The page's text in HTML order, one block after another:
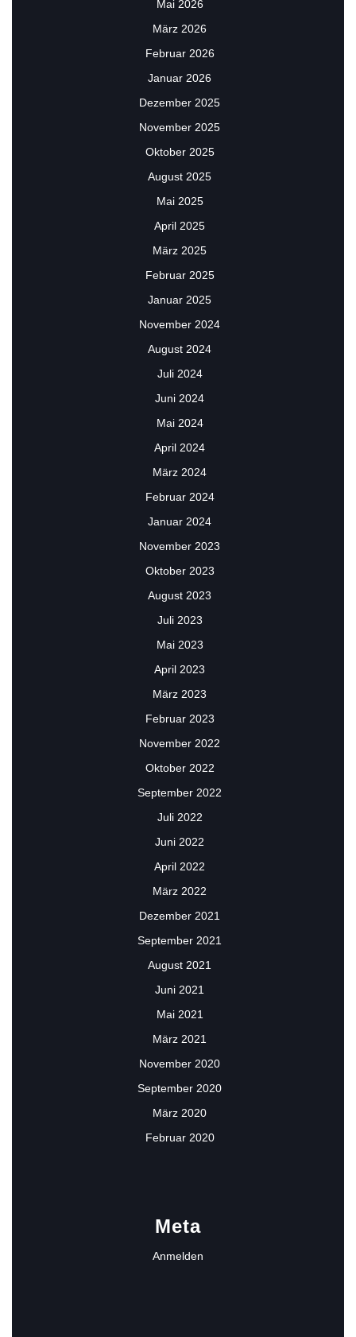
Mai 2026
März 2026
Februar 2026
Januar 2026
Dezember 2025
November 2025
Oktober 2025
August 2025
Mai 2025
April 2025
März 2025
Februar 2025
Januar 2025
November 2024
August 2024
Juli 2024
Juni 2024
Mai 2024
April 2024
März 2024
Februar 2024
Januar 2024
November 2023
Oktober 2023
August 2023
Juli 2023
Mai 2023
April 2023
März 2023
Februar 2023
November 2022
Oktober 2022
September 2022
Juli 2022
Juni 2022
April 2022
März 2022
Dezember 2021
September 2021
August 2021
Juni 2021
Mai 2021
März 2021
November 2020
September 2020
März 2020
Februar 2020
Meta
Anmelden